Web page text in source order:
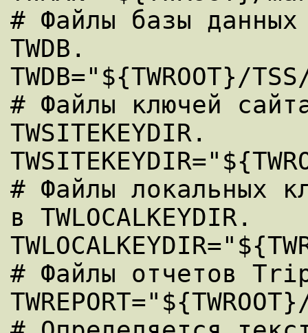
# Файлы базы
TWDB.
TWDB="${TWROOT}/
# Файлы ключей
TWSITEKEYDIR.
# Файлы локальных
в TWLOCALKEYDIR.
# Файлы отчетов